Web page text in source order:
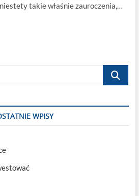
takie właśnie zauroczenia,…
Search
WPISY